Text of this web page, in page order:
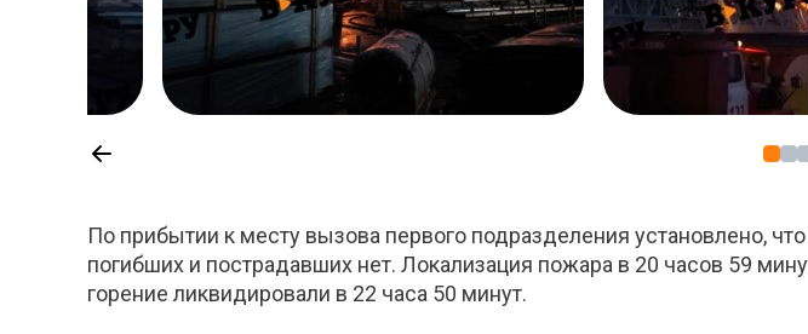
По прибытии к месту вызова первого подразделения установлено,
погибших и пострадавших нет. Локализация пожара в 20 часов 59
горение ликвидировали в 22 часа 50 минут.